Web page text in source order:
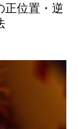
正位置・逆